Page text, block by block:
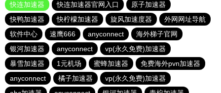
快连加速器
快连加速器官网入口
原子加速器
快鸭加速器
快柠檬加速器 旋风加速度器
外网网址导航
软件中心
速鹰666 anyconnect
海外梯子官网
银河加速器
anyconnect
vp(永久免费)加速器
暴雪加速器
1元机场 蜜蜂加速器
免费海外pvn加速器
anyconnect
橘子加速器
vp(永久免费)加速器